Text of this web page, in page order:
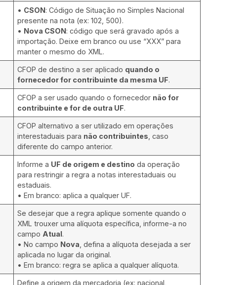
• CSON: Código de Situação no Simples Nacional
presente na nota (ex: 102, 500).
• Nova CSON: código que será gravado após a
importação. Deixe em branco ou use “XXX” para
manter o mesmo do XML.
CFOP de destino a ser aplicado quando o
fornecedor for contribuinte da mesma UF.
CFOP a ser usado quando o fornecedor não for
contribuinte e for de outra UF.
CFOP alternativo a ser utilizado em operações
interestaduais para não contribuintes , caso
diferente do campo anterior.
Informe a UF de origem e destino da operação
para restringir a regra a notas interestaduais ou
estaduais.
• Em branco: aplica a qualquer UF.
Se desejar que a regra aplique somente quando o
XML trouxer uma alíquota específica, informe-a no
campo Atual.
• No campo Nova , defina a alíquota desejada a ser
aplicada no lugar da original.
• Em branco: regra se aplica a qualquer alíquota.
Define a origem da mercadoria (ex: nacional,